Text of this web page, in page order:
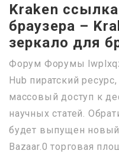
Kraken
браузера –
зеркало для
Форум Форумы
Hub пиратский
массовый доступ к
научных статей.
будет выпущен новый
Bazaar.0 торговая